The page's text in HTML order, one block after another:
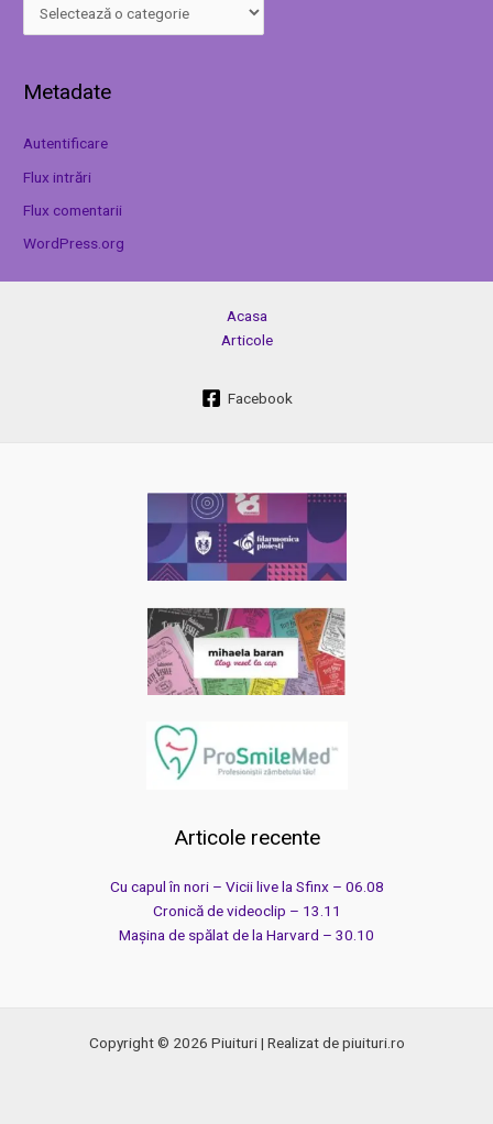
Metadate
Autentificare
Flux intrări
Flux comentarii
WordPress.org
Acasa
Articole
Facebook
Articole recente
Cu capul în nori – Vicii live la Sfinx – 06.08
Cronică de videoclip – 13.11
Mașina de spălat de la Harvard – 30.10
Copyright © 2026 Piuituri | Realizat de piuituri.ro